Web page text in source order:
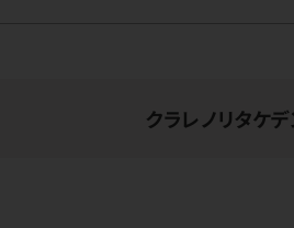
クラレノリタケ